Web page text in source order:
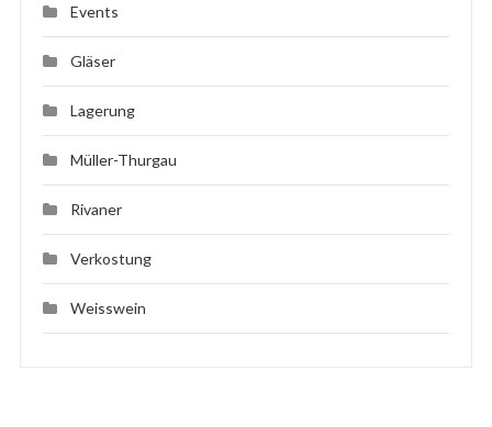
Events
Gläser
Lagerung
Müller-Thurgau
Rivaner
Verkostung
Weisswein